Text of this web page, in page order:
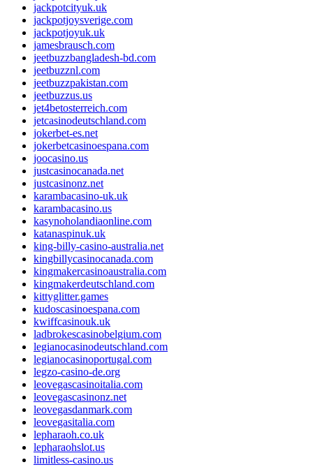
jackpotcityuk.uk
jackpotjoysverige.com
jackpotjoyuk.uk
jamesbrausch.com
jeetbuzzbangladesh-bd.com
jeetbuzznl.com
jeetbuzzpakistan.com
jeetbuzzus.us
jet4betosterreich.com
jetcasinodeutschland.com
jokerbet-es.net
jokerbetcasinoespana.com
joocasino.us
justcasinocanada.net
justcasinonz.net
karambacasino-uk.uk
karambacasino.us
kasynoholandiaonline.com
katanaspinuk.uk
king-billy-casino-australia.net
kingbillycasinocanada.com
kingmakercasinoaustralia.com
kingmakerdeutschland.com
kittyglitter.games
kudoscasinoespana.com
kwiffcasinouk.uk
ladbrokescasinobelgium.com
legianocasinodeutschland.com
legianocasinoportugal.com
legzo-casino-de.org
leovegascasinoitalia.com
leovegascasinonz.net
leovegasdanmark.com
leovegasitalia.com
lepharaoh.co.uk
lepharaohslot.us
limitless-casino.us